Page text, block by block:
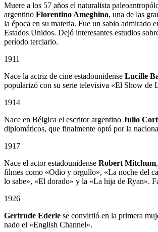
Muere a los 57 años el naturalista
argentino Florentino Ameghino, una de las
la época en su materia. Fue un sabio admirado
Estados Unidos. Dejó interesantes estudios
período terciario.
1911
Nace la actriz de cine estadounidense Lucille
popularizó con su serie televisiva «El Show de
1914
Nace en Bélgica el escritor argentino Julio
diplomáticos, que finalmente optó por la
1917
Nace el actor estadounidense Robert Mitchum
filmes como «Odio y orgullo», «La noche del
lo sabe», «El dorado» y la «La hija de Ryan».
1926
Gertrude Ederle se convirtió en la primera
nado el «English Channel».